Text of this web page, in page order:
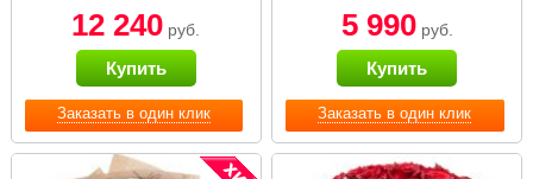
Заказать в один клик
12 240 руб.
Купить
Заказать в один клик
5 990руб.
Купить